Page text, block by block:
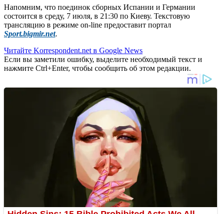
Напомним, что поединок сборных Испании и Германии
состоится в среду, 7 июля, в 21:30 по Киеву. Текстовую
трансляцию в режиме on-line предоставит портал
Sport.bigmir.net.
Читайте Korrespondent.net в Google News
Если вы заметили ошибку, выделите необходимый текст и
нажмите Ctrl+Enter, чтобы сообщить об этом редакции.